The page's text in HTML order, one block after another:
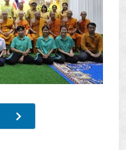
บส่งนักเรียนเพื่อชี้แจงแนวทา
ดไป: ยินดีต้อนรับวันเปิดภาคเรี